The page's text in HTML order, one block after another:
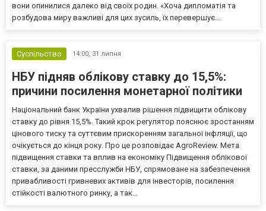
вони опинилися далеко від своїх родин. «Хоча дипломатія та
розбудова миру важливі для цих зусиль, їх перевершує...
Суспільство 14:00, 31 липня
НБУ підняв облікову ставку до 15,5%:
причини посилення монетарної політики
Національний банк України ухвалив рішення підвищити облікову
ставку до рівня 15,5%. Такий крок регулятор пояснює зростанням
цінового тиску та суттєвим прискоренням загальної інфляції, що
очікується до кінця року. Про це розповідає AgroReview. Мета
підвищення ставки та вплив на економіку Підвищення облікової
ставки, за даними пресслужби НБУ, спрямоване на забезпечення
привабливості гривневих активів для інвесторів, посилення
стійкості валютного ринку, а так...